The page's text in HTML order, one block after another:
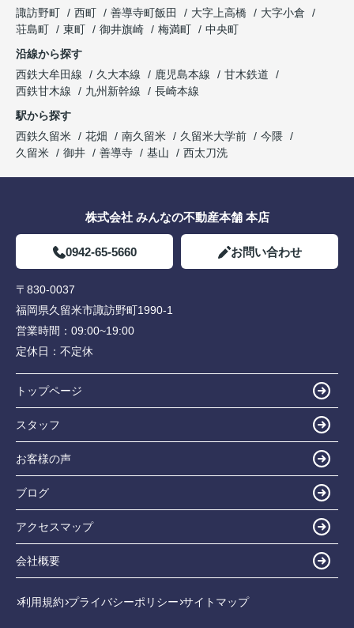
諏訪野町
西町 善導寺町飯田 大字上高橋
大字小倉
荘島町
東町 御井旗崎 梅満町
中央町
沿線から探す
西鉄大牟田線
久大本線 鹿児島本線
甘木鉄道
西鉄甘木線
九州新幹線
長崎本線
駅から探す
西鉄久留米
花畑 南久留米 久留米大学前
今隈
久留米
御井 善導寺 基山 西太刀洗
株式会社 みんなの不動産本舗 本店
0942-65-5660 お問い合わせ
〒830-0037
福岡県久留米市諏訪野町1990-1
営業時間： 09:00~19:00
定休日： 不定休
トップページ
スタッフ
お客様の声
ブログ
アクセスマップ
会社概要
利用規約 プライバシーポリシー サイトマップ